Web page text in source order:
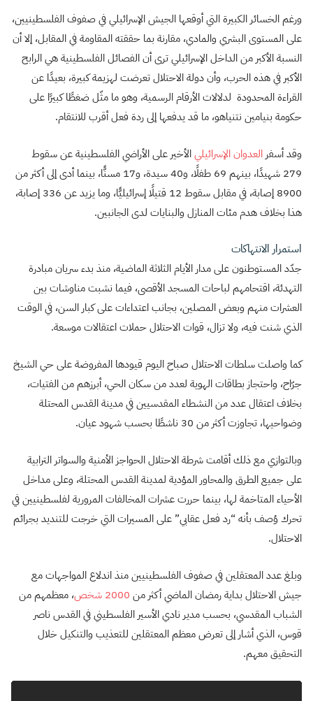
ورغم الخسائر الكبيرة التي أوقعها الجيش الإسرائيلي في صفوف الفلسطينيين،
على المستوى البشري والمادي، مقارنة بما حققته المقاومة في المقابل، إلا أن
النسبة الأكبر من الداخل الإسرائيلي ترى أن الفصائل الفلسطينية هي الرابح
الأكبر في هذه الحرب، وأن دولة الاحتلال تعرضت لهزيمة كبيرة، بعيدًا عن
القراءة المحدودة لدلالات الأرقام الرسمية، وهو ما مثّل ضغطًا كبيرًا على
حكومة بنيامين نتنياهو، ما قد يدفعها إلى ردة فعل أقرب للانتقام.
وقد أسفر العدوان الإسرائيليالأخير على الأراضي الفلسطينية عن سقوط
279 شهيدًا، بينهم 69 طفلًا، و40 سيدة، و17 مسنًّا، بينما أدى إلى أكثر من
8900 إصابة، في مقابل سقوط 12 قتيلًا إسرائيليًّا، وما يزيد عن 336 إصابة،
هذا بخلاف هدم مئات المنازل والبنايات لدى الجانبين.
استمرار الانتهاكات
جدّد المستوطنون على مدار الأيام الثلاثة الماضية، منذ بدء سريان مبادرة
التهدئة، اقتحامهم لباحات المسجد الأقصى، فيما نشبت مناوشات بين
العشرات منهم وبعض المصلين، بجانب اعتداءات على كبار السن، في الوقت
الذي شنت فيه، ولا تزال، قوات الاحتلال حملات اعتقالات موسعة.
كما واصلت سلطات الاحتلال صباح اليوم قيودها المفروضة على حي الشيخ
جرّاح، واحتجاز بطاقات الهوية لعدد من سكان الحي، أبرزهم من الفتيات،
بخلاف اعتقال عدد من النشطاء المقدسيين في مدينة القدس المحتلة
وضواحيها، تجاوزت أكثر من 30 ناشطًا بحسب شهود عيان.
وبالتوازي مع ذلك أقامت شرطة الاحتلال الحواجز الأمنية والسواتر الترابية
على جميع الطرق والمحاور المؤدية لمدينة القدس المحتلة، وعلى مداخل
الأحياء المتاخمة لها، بينما حررت عشرات المخالفات المرورية لفلسطينيين في
تحرك وُصف بأنه “رد فعل عقابي” على المسيرات التي خرجت للتنديد بجرائم
الاحتلال.
وبلغ عدد المعتقلين في صفوف الفلسطينيين منذ اندلاع المواجهات مع
جيش الاحتلال بداية رمضان الماضي أكثر من 2000 شخص
، معظمهم من
الشباب المقدسي، بحسب مدير نادي الأسير الفلسطيني في القدس ناصر
قوس، الذي أشار إلى تعرض معظم المعتقلين للتعذيب والتنكيل خلال
التحقيق معهم.